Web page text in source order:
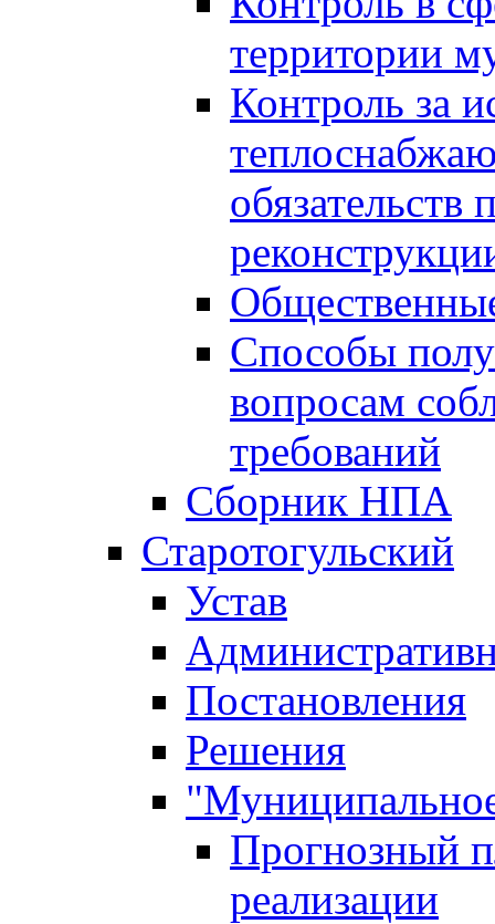
территории
Контроль за
обязательств
Способы
вопросам
требований
Сборник НПА
Старотогульский
Устав
Постановления
Решения
Прогнозный
реализации